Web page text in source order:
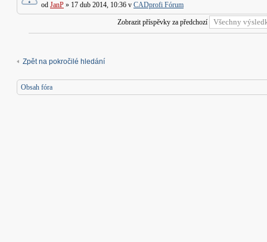
od JanP » 17 dub 2014, 10:36 v CADprofi Fórum
Zobrazit příspěvky za předchozí
Zpět na pokročilé hledání
Obsah fóra